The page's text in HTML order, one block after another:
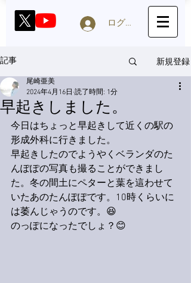
ログイン
記事 新規登録
早起きしました。
尾崎亜美
2024年4月16日 読了時間: 1分
今日はちょっと早起きして近くの駅の
形成外科に行きました。
早起きしたのでようやくベランダのた
んぽぽの写真も撮ることができまし
た。冬の間土にペターと葉を這わせて
いたあのたんぽぽです。10時くらいに
は萎んじゃうのです。😆
のっぽになったでしょ？😊